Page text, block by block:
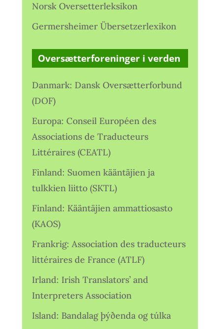
Norsk Oversetterleksikon
Germersheimer Übersetzerlexikon
Oversætterforeninger i verden
Danmark: Dansk Oversætterforbund
(DOF)
Europa: Conseil Européen des
Associations de Traducteurs
Littéraires (CEATL)
Finland: Suomen kääntäjien ja
tulkkien liitto (SKTL)
Finland: Kääntäjien ammattiosasto
(KAOS)
Frankrig: Association des traducteurs
littéraires de France (ATLF)
Irland: Irish Translators’ and
Interpreters Association
Island: Bandalag þýðenda og túlka